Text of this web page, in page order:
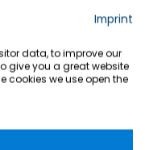
Imprint
data, to improve our
give you a great website
cookies we use open the